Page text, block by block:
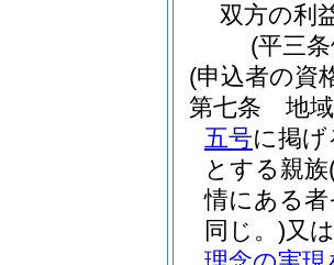
双方の利
(平三
(申込者の資
第七条
地
五号に掲
とする親族
情にある
同じ。)又は